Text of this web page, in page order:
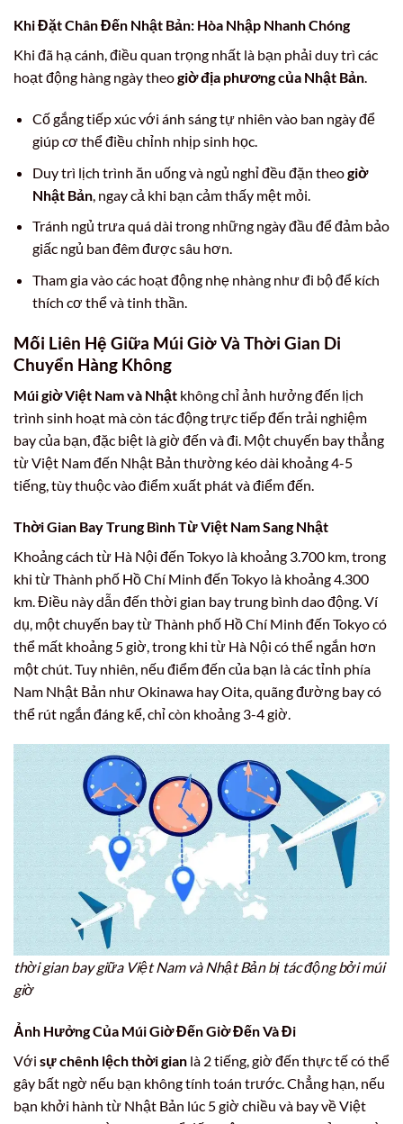
Khi Đặt Chân Đến Nhật Bản: Hòa Nhập Nhanh Chóng
Khi đã hạ cánh, điều quan trọng nhất là bạn phải duy trì các
hoạt động hàng ngày theogiờ địa phương của Nhật Bản.
Cố gắng tiếp xúc với ánh sáng tự nhiên vào ban ngày để
giúp cơ thể điều chỉnh nhịp sinh học.
Duy trì lịch trình ăn uống và ngủ nghỉ đều đặn theogiờ
Nhật Bản, ngay cả khi bạn cảm thấy mệt mỏi.
Tránh ngủ trưa quá dài trong những ngày đầu để đảm bảo
giấc ngủ ban đêm được sâu hơn.
Tham gia vào các hoạt động nhẹ nhàng như đi bộ để kích
thích cơ thể và tinh thần.
Mối Liên Hệ Giữa Múi Giờ Và Thời Gian Di
Chuyển Hàng Không
Múi giờ Việt Nam và Nhật không chỉ ảnh hưởng đến lịch
trình sinh hoạt mà còn tác động trực tiếp đến trải nghiệm
bay của bạn, đặc biệt là giờ đến và đi. Một chuyến bay thẳng
từ Việt Nam đến Nhật Bản thường kéo dài khoảng 4-5
tiếng, tùy thuộc vào điểm xuất phát và điểm đến.
Thời Gian Bay Trung Bình Từ Việt Nam Sang Nhật
Khoảng cách từ Hà Nội đến Tokyo là khoảng 3.700 km, trong
khi từ Thành phố Hồ Chí Minh đến Tokyo là khoảng 4.300
km. Điều này dẫn đến thời gian bay trung bình dao động. Ví
dụ, một chuyến bay từ Thành phố Hồ Chí Minh đến Tokyo có
thể mất khoảng 5 giờ, trong khi từ Hà Nội có thể ngắn hơn
một chút. Tuy nhiên, nếu điểm đến của bạn là các tỉnh phía
Nam Nhật Bản như Okinawa hay Oita, quãng đường bay có
thể rút ngắn đáng kể, chỉ còn khoảng 3-4 giờ.
thời gian bay giữa Việt Nam và Nhật Bản bị tác động bởi múi
giờ
Ảnh Hưởng Của Múi Giờ Đến Giờ Đến Và Đi
Với sự chênh lệch thời gian là 2 tiếng, giờ đến thực tế có thể
gây bất ngờ nếu bạn không tính toán trước. Chẳng hạn, nếu
bạn khởi hành từ Nhật Bản lúc 5 giờ chiều và bay về Việt